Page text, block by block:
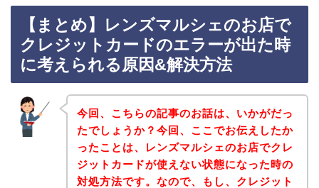
【まとめ】レンズマルシェのお店で
クレジットカードのエラーが出た時
に考えられる原因&解決方法
今回、こちらの記事のお話は、いかがだっ
たでしょうか？今回、ここでお伝えしたか
ったことは、レンズマルシェのお店でクレ
ジットカードが使えない状態になった時の
対処方法です。なので、もし、クレジット